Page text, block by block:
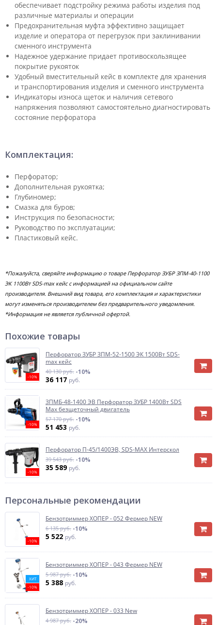
обеспечивает подстройку режима работы изделия под
различные материалы и операции
Предохранительная муфта эффективно защищает
изделие и оператора от перегрузок при заклинивании
сменного инструмента
Надежное удержание придает противоскользящее
покрытие рукояток
Удобный вместительный кейс в комплекте для хранения
и транспортирования изделия и сменного инструмента
Индикаторы износа щеток и наличия сетевого
напряжения позволяют самостоятельно диагностировать
состояние перфоратора
Комплектация:
Перфоратор;
Дополнительная рукоятка;
Глубиномер;
Смазка для буров;
Инструкция по безопасности;
Руководство по эксплуатации;
Пластиковый кейс.
*Пожалуйста, сверяйте информацию о товаре Перфоратор ЗУБР ЗПМ-40-1100
ЭК 1100Вт SDS-max кейс с информацией на официальном сайте
производителя. Внешний вид товара, его комплектация и характеристики
могут изменяться производителем без предварительного уведомления.
*Информация не является публичной офертой.
Похожие товары
-10%
Перфоратор ЗУБР ЗПМ-52-1500 ЭК 1500Вт SDS-
max кейс
40 130 руб. -10%
36 117 руб.
-10%
ЗПМБ-48-1400 ЭВ Перфоратор ЗУБР 1400Вт SDS
Max безщеточный двигатель
57 170 руб. -10%
51 453 руб.
-10%
Перфоратор П-45/1400ЭВ, SDS-MAX Интерскол
39 543 руб. -10%
35 589 руб.
Персональные рекомендации
-10%
Бензотриммер ХОПЕР - 052 Фермер NEW
6 135 руб. -10%
5 522 руб.
ХИТ
-10%
Бензотриммер ХОПЕР - 043 Фермер NEW
5 987 руб. -10%
5 388 руб.
Бензотриммер ХОПЕР - 033 New
4 987 руб. -20%